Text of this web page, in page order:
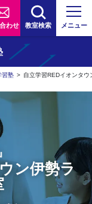
わせ 教室検索 メニュー
習塾 > 自立学習REDイオンタ
ン伊勢ラ